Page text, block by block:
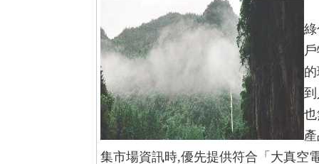
集市場資訊時,優先提供符合「大真空